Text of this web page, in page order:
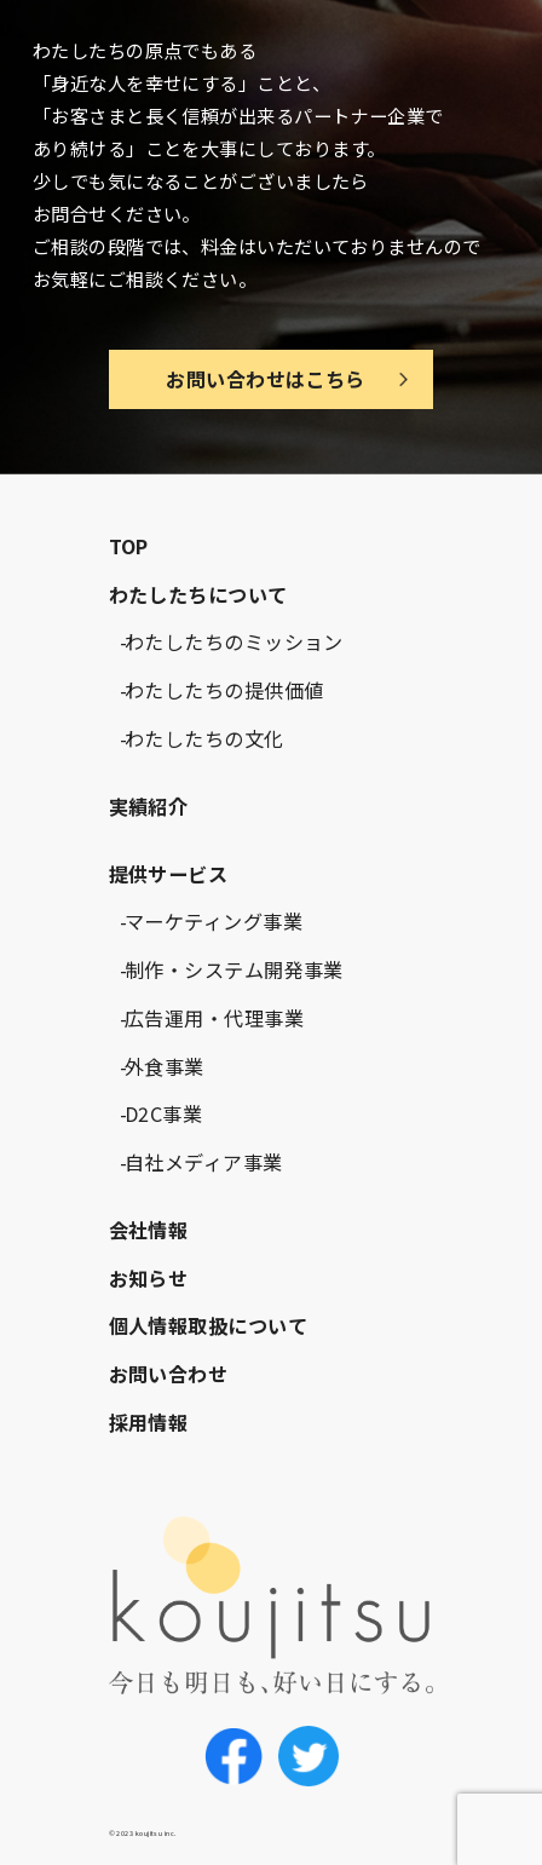
わたしたちの原点でもある
「身近な人を幸せにする」ことと、
「お客さまと長く信頼が出来るパートナー企業で
あり続ける」ことを大事にしております。
少しでも気になることがございましたら
お問合せください。
ご相談の段階では、料金はいただいておりませんので
お気軽にご相談ください。
お問い合わせはこちら
© 2023 koujitsu inc.
TOP
わたしたちについて
わたしたちのミッション
わたしたちの提供価値
わたしたちの文化
実績紹介
提供サービス
マーケティング事業
制作・システム開発事業
広告運用・代理事業
外食事業
D2C事業
自社メディア事業
会社情報
お知らせ
個人情報取扱について
お問い合わせ
採用情報